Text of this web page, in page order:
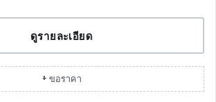
ดูรายละเอียด
+ ขอราคา